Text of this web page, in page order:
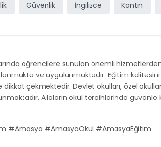
Güvenlik İngilizce Kantin
öğrencilere sunulan önemli
ve uygulanmaktadır. Eğitim
dikkat çekmektedir. Devlet okulları, özel
Ailelerin okul tercihlerinde
#Amasya #AmasyaOkul #AmasyaEğitim